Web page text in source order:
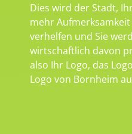
Dies wird der Stadt,
mehr
verhelfen und Sie
wirtschaftlich davon
also Ihr Logo, das
Logo von Bornheim